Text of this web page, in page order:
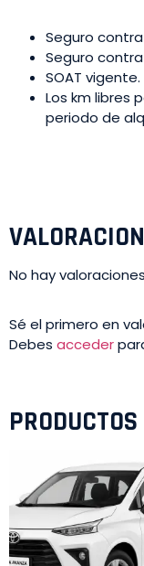
Seguro
Seguro
SOAT vigente.
Los km libres
periodo de
No hay
Sé el primero en
Debes acceder